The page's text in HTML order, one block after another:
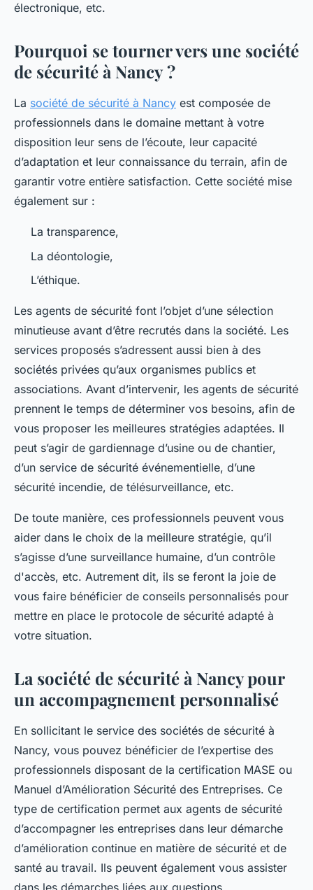
électronique, etc.
Pourquoi se tourner vers une société
de sécurité à Nancy ?
La société de sécurité à Nancy est composée de
professionnels dans le domaine mettant à votre
disposition leur sens de l’écoute, leur capacité
d’adaptation et leur connaissance du terrain, afin de
garantir votre entière satisfaction. Cette société mise
également sur :
La transparence,
La déontologie,
L’éthique.
Les agents de sécurité font l’objet d’une sélection
minutieuse avant d’être recrutés dans la société. Les
services proposés s’adressent aussi bien à des
sociétés privées qu’aux organismes publics et
associations. Avant d’intervenir, les agents de sécurité
prennent le temps de déterminer vos besoins, afin de
vous proposer les meilleures stratégies adaptées. Il
peut s’agir de gardiennage d’usine ou de chantier,
d’un service de sécurité événementielle, d’une
sécurité incendie, de télésurveillance, etc.
De toute manière, ces professionnels peuvent vous
aider dans le choix de la meilleure stratégie, qu’il
s’agisse d’une surveillance humaine, d’un contrôle
d'accès, etc. Autrement dit, ils se feront la joie de
vous faire bénéficier de conseils personnalisés pour
mettre en place le protocole de sécurité adapté à
votre situation.
La société de sécurité à Nancy pour
un accompagnement personnalisé
En sollicitant le service des sociétés de sécurité à
Nancy, vous pouvez bénéficier de l’expertise des
professionnels disposant de la certification MASE ou
Manuel d’Amélioration Sécurité des Entreprises. Ce
type de certification permet aux agents de sécurité
d’accompagner les entreprises dans leur démarche
d’amélioration continue en matière de sécurité et de
santé au travail. Ils peuvent également vous assister